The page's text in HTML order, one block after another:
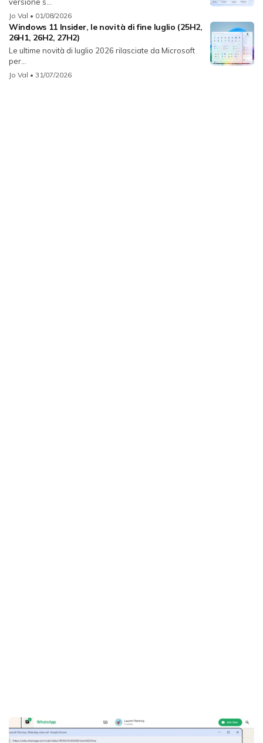
Jo Val • 01/08/2026
Windows 11 Insider, le novità di fine luglio (25H2,
26H1, 26H2, 27H2)
Le ultime novità di luglio 2026 rilasciate da Microsoft
per...
Jo Val • 31/07/2026